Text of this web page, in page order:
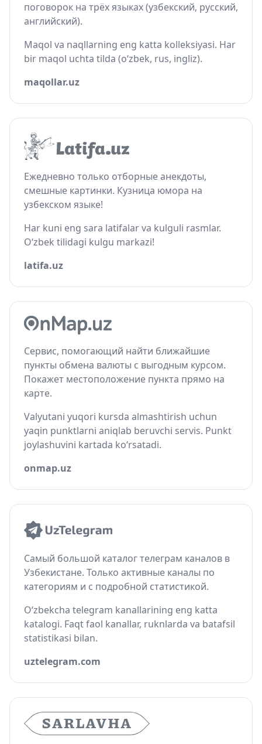
поговорок на трёх языках (узбекский, русский,
английский).
Maqol va naqllarning eng katta kolleksiyasi. Har
bir maqol uchta tilda (o‘zbek, rus, ingliz).
maqollar.uz
Ежедневно только отборные анекдоты,
смешные картинки. Кузница юмора на
узбекском языке!
Har kuni eng sara latifalar va kulguli rasmlar.
O‘zbek tilidagi kulgu markazi!
latifa.uz
Сервис, помогающий найти ближайшие
пункты обмена валюты с выгодным курсом.
Покажет местоположение пункта прямо на
карте.
Valyutani yuqori kursda almashtirish uchun
yaqin punktlarni aniqlab beruvchi servis. Punkt
joylashuvini kartada ko‘rsatadi.
onmap.uz
Самый большой каталог телеграм каналов в
Узбекистане. Только активные каналы по
категориям и с подробной статистикой.
O‘zbekcha telegram kanallarining eng katta
katalogi. Faqt faol kanallar, ruknlarda va batafsil
statistikasi bilan.
uztelegram.com